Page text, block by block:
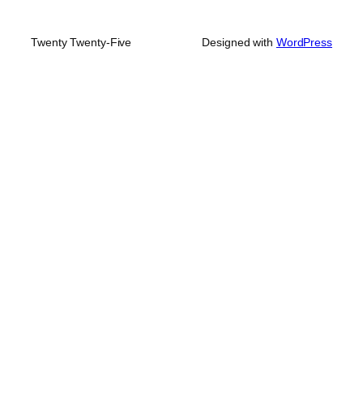
Twenty Twenty-Five Designed with WordPress